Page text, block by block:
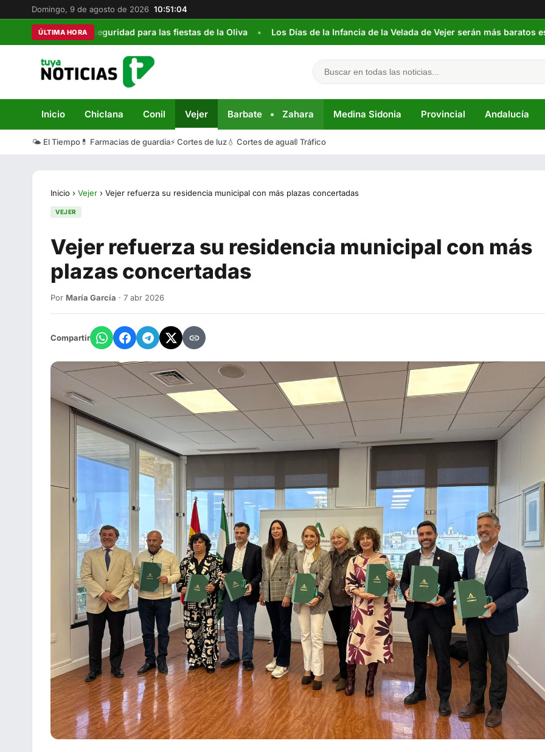
Domingo, 9 de agosto de 2026 10:51:05
ÚLTIMA HORA
tráfico y seguridad para las fiestas de la Oliva Los Días de la Infancia de la Velada de Vejer serán más baratos este año
Inicio Chiclana Conil Vejer Barbate Zahara Medina Sidonia Provincial Andalucía
🌤️ El Tiempo 💊 Farmacias de guardia⚡ Cortes de luz💧 Cortes de agua🚦 Tráfico
Inicio › Vejer › Vejer refuerza su residencia municipal con más plazas concertadas
VEJER
Vejer refuerza su residencia municipal con más
plazas concertadas
Por María García · 7 abr 2026
Compartir